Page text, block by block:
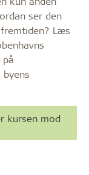
ser den
Læs
kursen mod